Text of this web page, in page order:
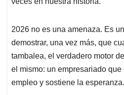
2026 no es una amenaza. Es
demostrar, una vez más, que
tambalea, el verdadero motor
el mismo: un empresariado
empleo y sostiene la esperanza.